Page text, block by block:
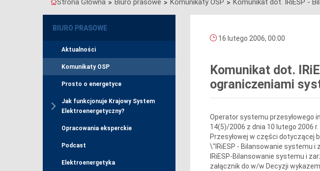
Strona Główna > Biuro prasowe > Komunikaty OSP >
BIURO PRASOWE
Aktualności
Komunikaty OSP
Prosto o energetyce
Jak funkcjonuje Krajowy System
Elektroenergetyczny?
Opracowania eksperckie
Podcast
Elektroenergetyka
16 lutego 2006, 00:00
Komunikat dot.
ograniczeniami
Operator systemu przesyłowego
14(5)/2006 z dnia 10 lutego 2006
Przesyłowej w części dotyczącej
\"IRiESP - Bilansowanie systemu
IRiESP-Bilansowanie systemu i
załącznik do w/w Decyzji